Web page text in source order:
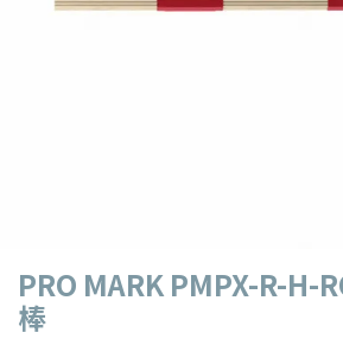
PRO MARK PMPX-R-H-
棒